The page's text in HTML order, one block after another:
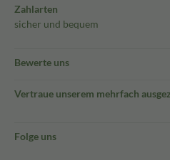
Zahlarten
sicher und bequem
Bewerte uns
Vertraue unserem mehrfach
Folge uns